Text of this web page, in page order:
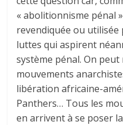
« abolitionnisme pénal
revendiquée ou utilisée
luttes qui aspirent
système pénal. On
mouvements
libération africaine-
Panthers… Tous les
en arrivent à se poser